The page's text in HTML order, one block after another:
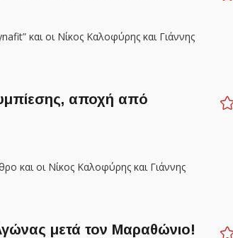
και οι Νίκος Καλοφύρης και Γιάννης
αποχή από
και οι Νίκος Καλοφύρης και Γιάννης
μετά τον Μαραθώνιο!